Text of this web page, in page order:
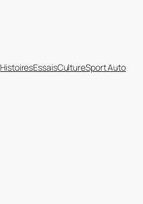
HistoiresEssaisCultureSport Auto